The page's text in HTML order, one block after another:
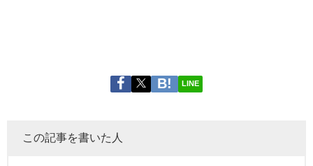
LINE
この記事を書いた人